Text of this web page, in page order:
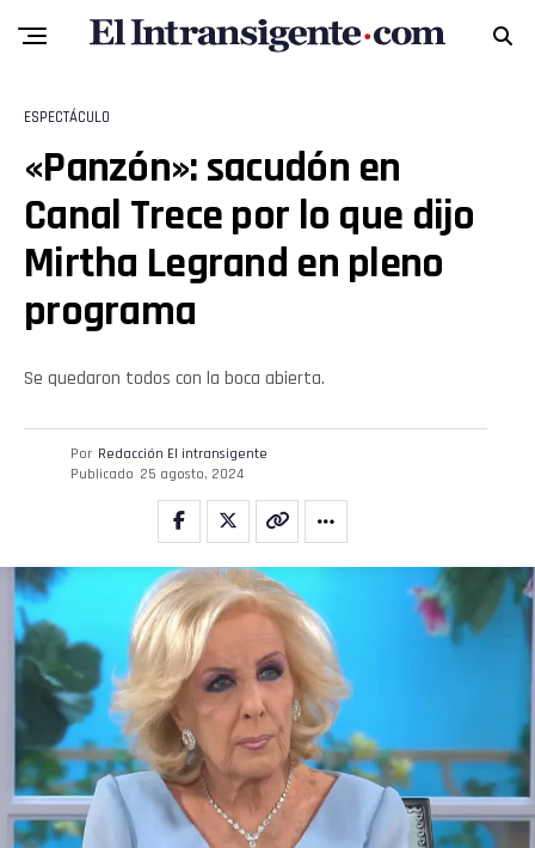
ESPECTÁCULO
«Panzón»: sacudón en
Canal Trece por lo que dijo
Mirtha Legrand en pleno
programa
Se quedaron todos con la boca abierta.
Por Redacción El intransigente
Publicado 25 agosto, 2024
Flipboard